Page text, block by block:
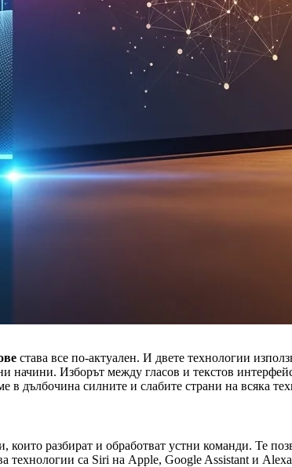
става все по-актуален. И двете технологии
начини. Изборът между гласов и текстов
в дълбочина силните и слабите страни на всяка
разбират и обработват устни команди. Те
технологии са Siri на Apple, Google Assistant и